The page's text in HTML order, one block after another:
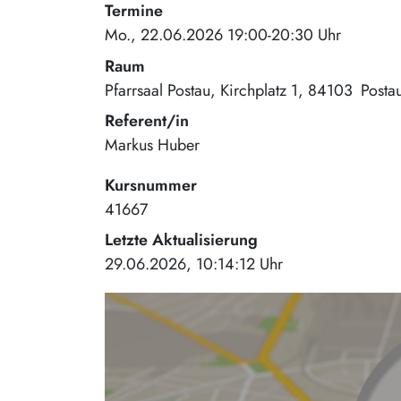
Termine
Mo., 22.06.2026 19:00-20:30 Uhr
Raum
Pfarrsaal Postau Kirchplatz 1 84103
Referent/in
Markus Huber
Kursnummer
41667
Letzte Aktualisierung
29.06.2026, 10:14:12 Uhr